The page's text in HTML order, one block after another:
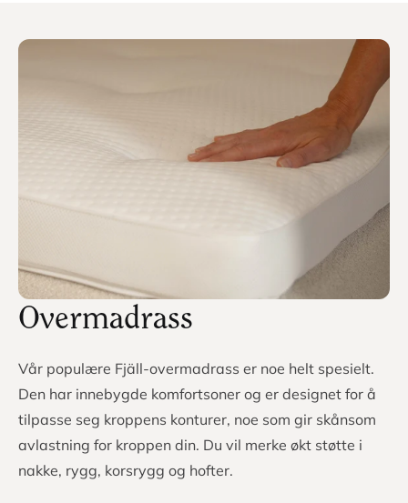
Overmadrass
Vår populære Fjäll-overmadrass er noe helt spesielt.
Den har innebygde komfortsoner og er designet for å
tilpasse seg kroppens konturer, noe som gir skånsom
avlastning for kroppen din. Du vil merke økt støtte i
nakke, rygg, korsrygg og hofter.